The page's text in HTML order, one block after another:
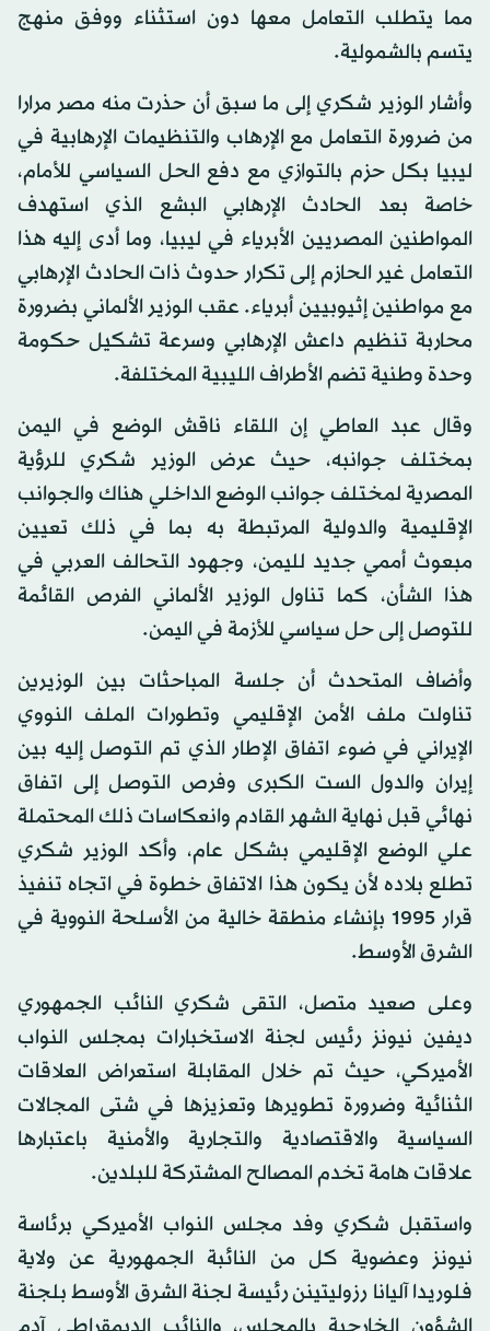
مما يتطلب التعامل معها دون استثناء ووفق منهج
يتسم بالشمولية.
وأشار الوزير شكري إلى ما سبق أن حذرت منه مصر مرارا
من ضرورة التعامل مع الإرهاب والتنظيمات الإرهابية في
ليبيا بكل حزم بالتوازي مع دفع الحل السياسي للأمام،
خاصة بعد الحادث الإرهابي البشع الذي استهدف
المواطنين المصريين الأبرياء في ليبيا، وما أدى إليه هذا
التعامل غير الحازم إلى تكرار حدوث ذات الحادث الإرهابي
مع مواطنين إثيوبيين أبرياء. عقب الوزير الألماني بضرورة
محاربة تنظيم داعش الإرهابي وسرعة تشكيل حكومة
وحدة وطنية تضم الأطراف الليبية المختلفة.
وقال عبد العاطي إن اللقاء ناقش الوضع في اليمن
بمختلف جوانبه، حيث عرض الوزير شكري للرؤية
المصرية لمختلف جوانب الوضع الداخلي هناك والجوانب
الإقليمية والدولية المرتبطة به بما في ذلك تعيين
مبعوث أممي جديد لليمن، وجهود التحالف العربي في
هذا الشأن، كما تناول الوزير الألماني الفرص القائمة
للتوصل إلى حل سياسي للأزمة في اليمن.
وأضاف المتحدث أن جلسة المباحثات بين الوزيرين
تناولت ملف الأمن الإقليمي وتطورات الملف النووي
الإيراني في ضوء اتفاق الإطار الذي تم التوصل إليه بين
إيران والدول الست الكبرى وفرص التوصل إلى اتفاق
نهائي قبل نهاية الشهر القادم وانعكاسات ذلك المحتملة
علي الوضع الإقليمي بشكل عام، وأكد الوزير شكري
تطلع بلاده لأن يكون هذا الاتفاق خطوة في اتجاه تنفيذ
قرار 1995 بإنشاء منطقة خالية من الأسلحة النووية في
الشرق الأوسط.
وعلى صعيد متصل، التقى شكري النائب الجمهوري
ديفين نيونز رئيس لجنة الاستخبارات بمجلس النواب
الأميركي، حيث تم خلال المقابلة استعراض العلاقات
الثنائية وضرورة تطويرها وتعزيزها في شتى المجالات
السياسية والاقتصادية والتجارية والأمنية باعتبارها
علاقات هامة تخدم المصالح المشتركة للبلدين.
واستقبل شكري وفد مجلس النواب الأميركي برئاسة
نيونز وعضوية كل من النائبة الجمهورية عن ولاية
فلوريدا آليانا رزوليتينن رئيسة لجنة الشرق الأوسط بلجنة